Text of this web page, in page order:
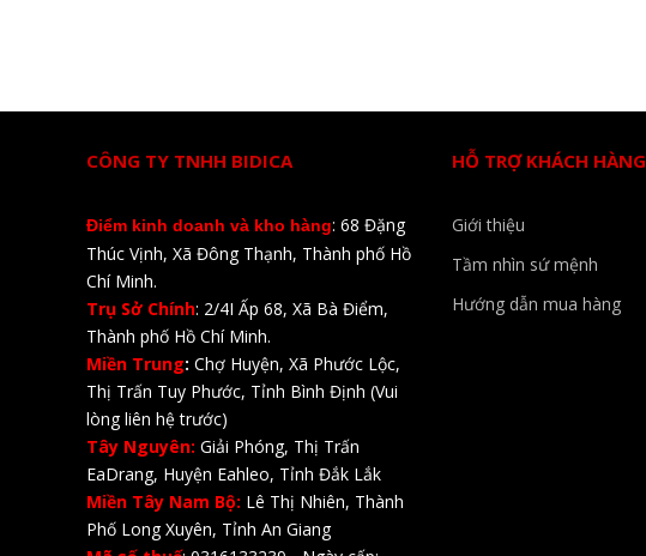
CÔNG TY TNHH BIDICA
Điểm kinh doanh và kho hàng: 68 Đặng
Thúc Vịnh, Xã Đông Thạnh, Thành phố Hồ
Chí Minh.
Trụ Sở Chính: 2/4I Ấp 68, Xã Bà Điểm,
Thành phố Hồ Chí Minh.
Miền Trung: Chợ Huyện, Xã Phước Lộc,
Thị Trấn Tuy Phước, Tỉnh Bình Định (Vui
lòng liên hệ trước)
Tây Nguyên: Giải Phóng, Thị Trấn
EaDrang, Huyện Eahleo, Tỉnh Đắk Lắk
Miền Tây Nam Bộ: Lê Thị Nhiên, Thành
Phố Long Xuyên, Tỉnh An Giang
HỖ TRỢ KHÁCH HÀNG
Giới thiệu
Tầm nhìn sứ mệnh
Hướng dẫn mua hàng